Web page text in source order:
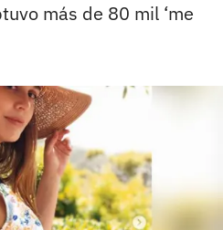
más de 80 mil ‘me